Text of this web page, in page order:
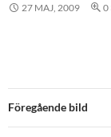
27 MAJ, 2009 0
Föregående bild